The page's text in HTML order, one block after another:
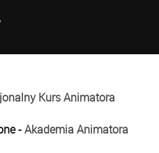
Kurs Animatora
-Akademia Animatora